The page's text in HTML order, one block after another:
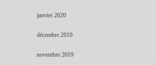
janvier 2020
décembre 2019
novembre 2019